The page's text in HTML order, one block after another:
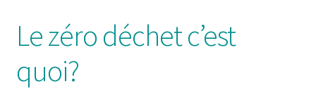
Le zéro déchet c’est
quoi?